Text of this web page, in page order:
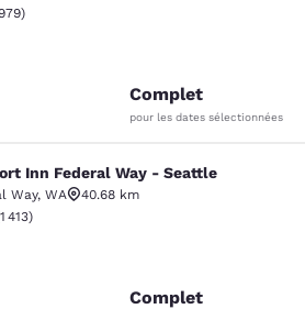
Bien. 979 commentaires
)
Complet
pour les dates sélectionnées
Way - Seattle
Inn Federal Way - Seattle
Way, WA
40.68 km
Bien. 1413 commentaires
1 413)
Complet